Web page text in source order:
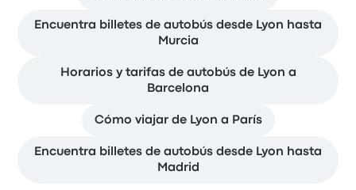
Encuentra billetes de autobús desde Lyon hasta
Murcia
Horarios y tarifas de autobús de Lyon a
Barcelona
Cómo viajar de Lyon a París
Encuentra billetes de autobús desde Lyon hasta
Madrid